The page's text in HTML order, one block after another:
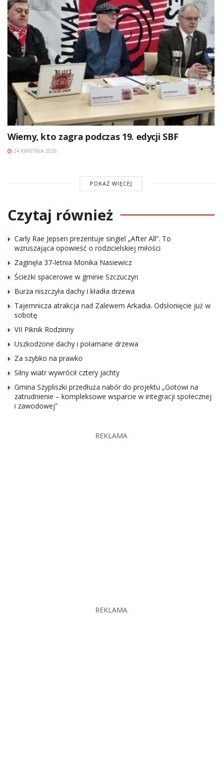
Wiemy, kto zagra podczas 19. edycji SBF
24 KWIETNIA 2026
POKAŻ WIĘCEJ
Czytaj również
Carly Rae Jepsen prezentuje singiel „After All”. To
wzruszająca opowieść o rodzicielskiej miłości
Zaginęła 37-letnia Monika Nasiewicz
Ścieżki spacerowe w gminie Szczuczyn
Burza niszczyła dachy i kładła drzewa
Tajemnicza atrakcja nad Zalewem Arkadia. Odsłonięcie już w
sobotę
VII Piknik Rodzinny
Uszkodzone dachy i połamane drzewa
Za szybko na prawko
Silny wiatr wywrócił cztery jachty
Gmina Szypliszki przedłuża nabór do projektu „Gotowi na
zatrudnienie – kompleksowe wsparcie w integracji społecznej
i zawodowej”
REKLAMA
REKLAMA